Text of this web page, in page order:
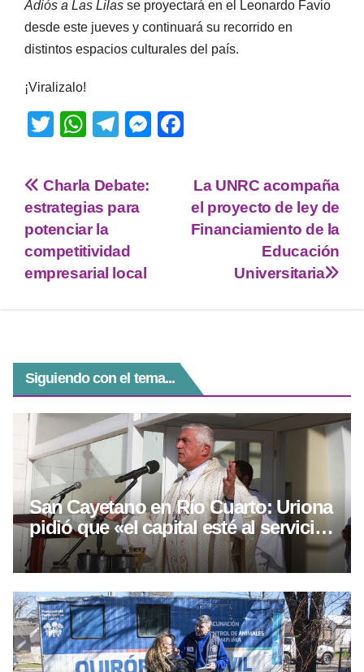
Adiós a Las Lilas se proyectará en el Leonardo Favio
desde este jueves y continuará su recorrido en
distintos espacios culturales del país.
¡Viralizalo!
T
tt
er
W
at
s
A
p
p
T
e
gr
m
M
c
e
b
La UNRC acompaña
el proyecto de ley de
Financiamiento de la
Educación
Universitaria
Charla Debate:
estrategias para
potenciar la
competitividad
empresarial local
Siguiendo con el tema...
San Cayetano en Río Cuarto: Uriona
pidió que «el capital esté al servicio
del trabajo»